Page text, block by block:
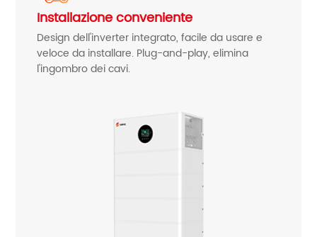
Installazione conveniente
Design dell'inverter integrato, facile da usare e
veloce da installare. Plug-and-play, elimina
l'ingombro dei cavi.